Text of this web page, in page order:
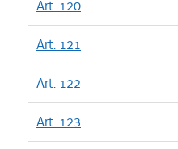
Art. 120
Art. 121
Art. 122
Art. 123